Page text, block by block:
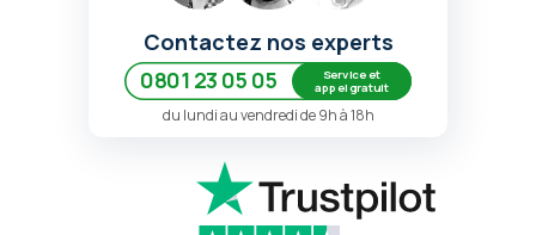
Contactez nos experts
0801 23 05 05
Service et
appel gratuit
du lundi au vendredi de 9h à 18h